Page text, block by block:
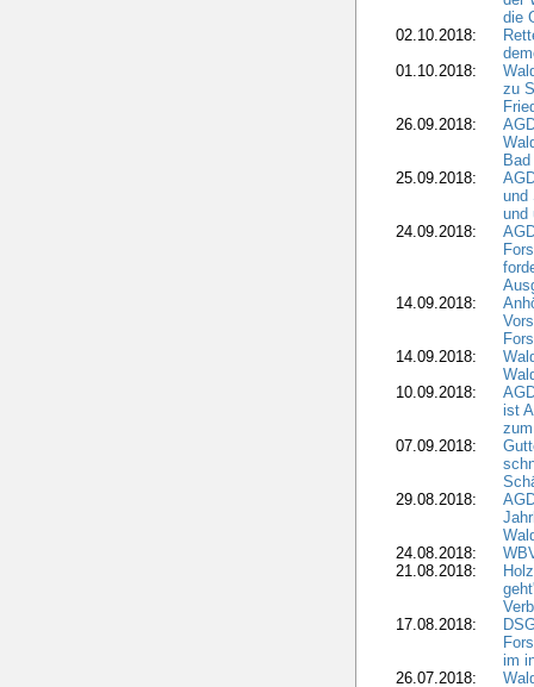
die
02.10.2018:
01.10.2018:
zu
26.09.2018:
25.09.2018:
und
und
24.09.2018:
14.09.2018:
14.09.2018:
10.09.2018:
ist
07.09.2018:
29.08.2018:
24.08.2018:
21.08.2018:
17.08.2018:
im
26.07.2018: